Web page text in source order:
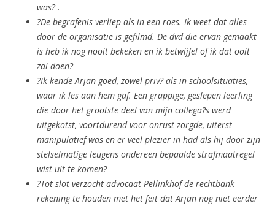
was? .
?De begrafenis verliep als in een roes. Ik weet dat alles
door de organisatie is gefilmd. De dvd die ervan gemaakt
is heb ik nog nooit bekeken en ik betwijfel of ik dat ooit
zal doen?
?Ik kende Arjan goed, zowel priv? als in schoolsituaties,
waar ik les aan hem gaf. Een grappige, geslepen leerling
die door het grootste deel van mijn collega?s werd
uitgekotst, voortdurend voor onrust zorgde, uiterst
manipulatief was en er veel plezier in had als hij door zijn
stelselmatige leugens ondereen bepaalde strafmaatregel
wist uit te komen?
?Tot slot verzocht advocaat Pellinkhof de rechtbank
rekening te houden met het feit dat Arjan nog niet eerder